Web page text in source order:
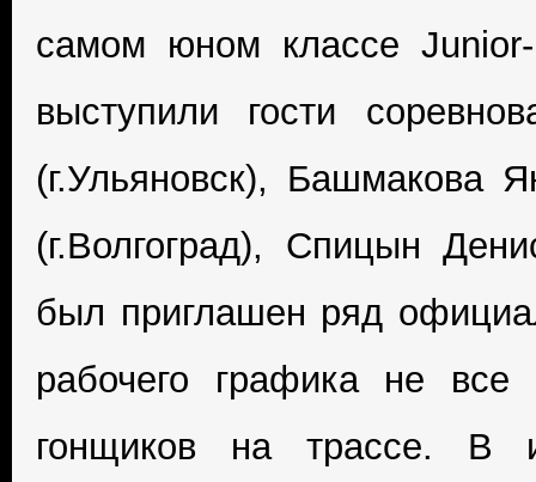
самом юном классе
выступили гости
(г.Ульяновск), Башмакова
(г.Волгоград), Спицын
был приглашен ряд
рабочего графика не
гонщиков на трассе. В